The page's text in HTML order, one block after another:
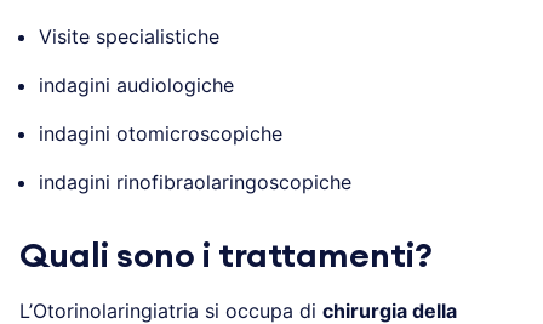
Visite specialistiche
indagini audiologiche
indagini otomicroscopiche
indagini rinofibraolaringoscopiche
Quali sono i trattamenti?
L’Otorinolaringiatria si occupa di chirurgia della